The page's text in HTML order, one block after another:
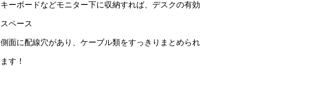
キーボードなどモニター下に収納すれば、デスクの有効
スペース
側面に配線穴があり、ケーブル類をすっきりまとめられ
ます！